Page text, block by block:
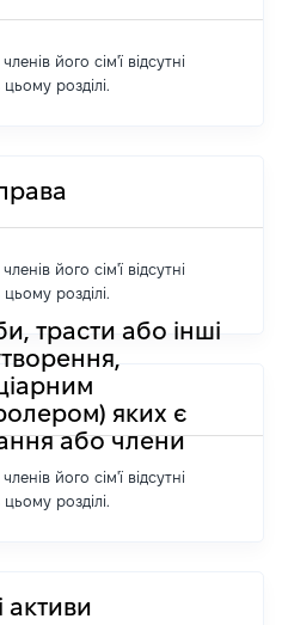
його сім'ї відсутні
розділі.
його сім'ї відсутні
розділі.
трасти або інші
яких є
або члени
його сім'ї відсутні
розділі.
активи